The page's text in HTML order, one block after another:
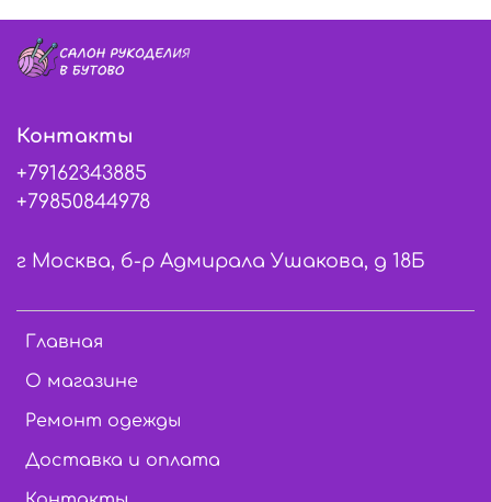
Главная
О магазине
Ремонт одежды
Доставка и оплата
Контакты
+79162343885
+79850844978
г Москва, б-р Адмирала Ушакова, д 18Б